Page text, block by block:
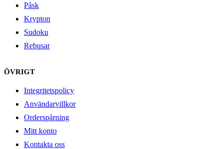
Påsk
Krypton
Sudoku
Rebusar
ÖVRIGT
Integritetspolicy
Användarvillkor
Orderspårning
Mitt konto
Kontakta oss